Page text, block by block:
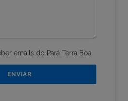
emails do Pará Terra Boa